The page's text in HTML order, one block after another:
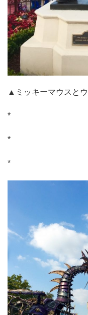
▲ミッキーマウスと
*
*
*